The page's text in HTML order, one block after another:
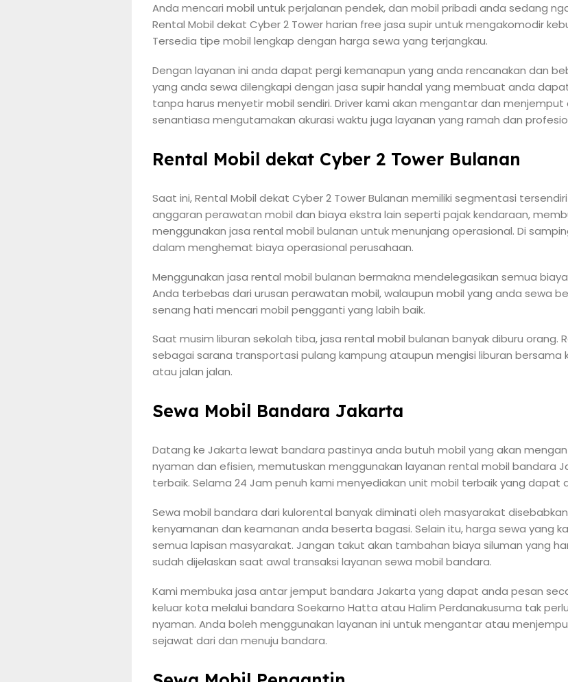
Anda mencari mobil untuk perjalanan pendek, dan mobil pribadi anda sedang
Rental Mobil dekat Cyber 2 Tower harian free jasa supir untuk mengakomodir
Tersedia tipe mobil lengkap dengan harga sewa yang terjangkau.
Dengan layanan ini anda dapat pergi kemanapun yang anda rencanakan dan
yang anda sewa dilengkapi dengan jasa supir handal yang membuat anda
tanpa harus menyetir mobil sendiri. Driver kami akan mengantar dan
senantiasa mengutamakan akurasi waktu juga layanan yang ramah dan
Rental Mobil dekat Cyber 2 Tower Bulanan
Saat ini, Rental Mobil dekat Cyber 2 Tower Bulanan memiliki segmentasi
anggaran perawatan mobil dan biaya ekstra lain seperti pajak kendaraan,
menggunakan jasa rental mobil bulanan untuk menunjang operasional. Di
dalam menghemat biaya operasional perusahaan.
Menggunakan jasa rental mobil bulanan bermakna mendelegasikan semua
Anda terbebas dari urusan perawatan mobil, walaupun mobil yang anda sewa
senang hati mencari mobil pengganti yang labih baik.
Saat musim liburan sekolah tiba, jasa rental mobil bulanan banyak diburu orang.
sebagai sarana transportasi pulang kampung ataupun mengisi liburan bersama
atau jalan jalan.
Sewa Mobil Bandara Jakarta
Datang ke Jakarta lewat bandara pastinya anda butuh mobil yang akan
nyaman dan efisien, memutuskan menggunakan layanan rental mobil bandara
terbaik. Selama 24 Jam penuh kami menyediakan unit mobil terbaik yang dapat
Sewa mobil bandara dari kulorental banyak diminati oleh masyarakat
kenyamanan dan keamanan anda beserta bagasi. Selain itu, harga sewa yang
semua lapisan masyarakat. Jangan takut akan tambahan biaya siluman yang
sudah dijelaskan saat awal transaksi layanan sewa mobil bandara.
Kami membuka jasa antar jemput bandara Jakarta yang dapat anda pesan
keluar kota melalui bandara Soekarno Hatta atau Halim Perdanakusuma tak
nyaman. Anda boleh menggunakan layanan ini untuk mengantar atau
sejawat dari dan menuju bandara.